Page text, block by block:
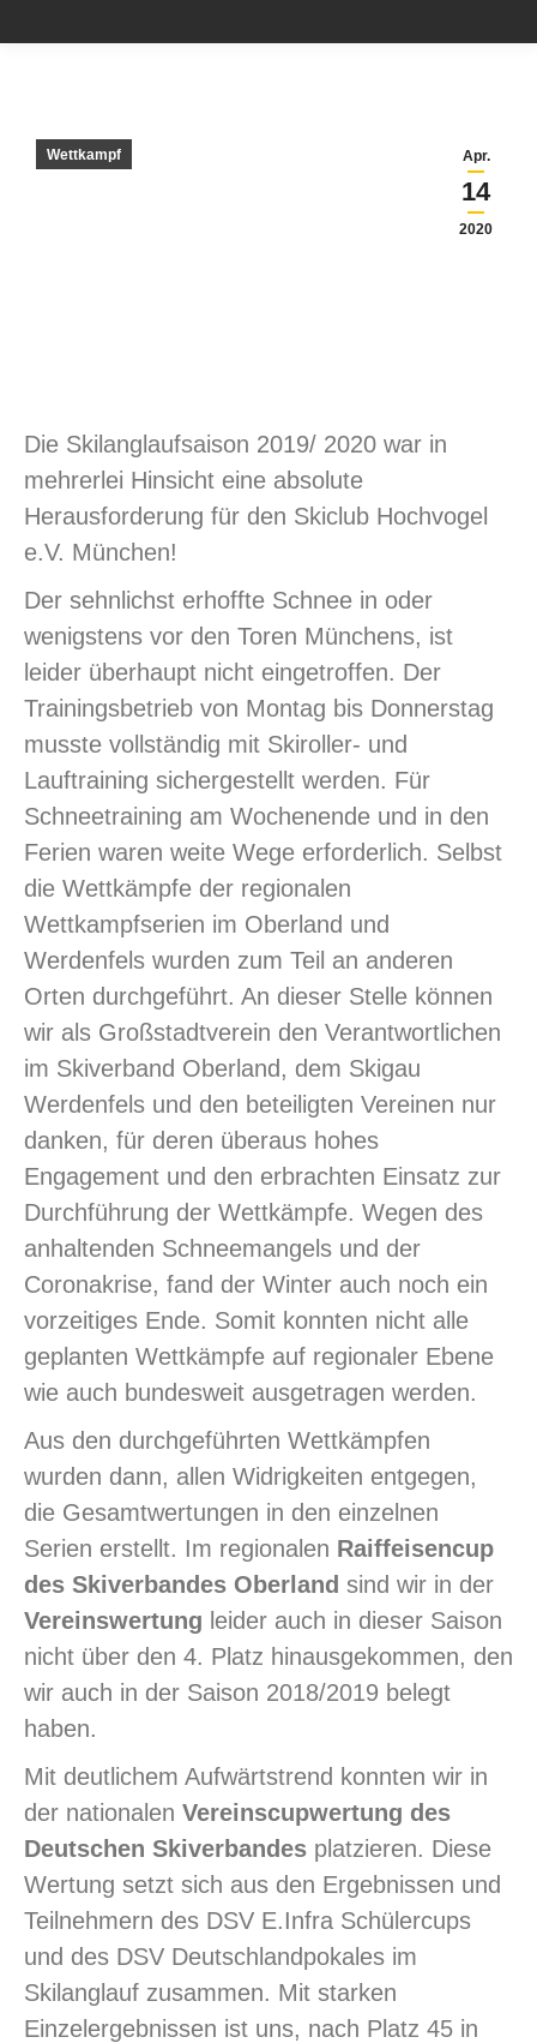
Apr.
14
2020
Wettkampf
Die Skilanglaufsaison 2019/ 2020 war in
mehrerlei Hinsicht eine absolute
Herausforderung für den Skiclub Hochvogel
e.V. München!
Der sehnlichst erhoffte Schnee in oder
wenigstens vor den Toren Münchens, ist
leider überhaupt nicht eingetroffen. Der
Trainingsbetrieb von Montag bis Donnerstag
musste vollständig mit Skiroller- und
Lauftraining sichergestellt werden. Für
Schneetraining am Wochenende und in den
Ferien waren weite Wege erforderlich. Selbst
die Wettkämpfe der regionalen
Wettkampfserien im Oberland und
Werdenfels wurden zum Teil an anderen
Orten durchgeführt. An dieser Stelle können
wir als Großstadtverein den Verantwortlichen
im Skiverband Oberland, dem Skigau
Werdenfels und den beteiligten Vereinen nur
danken, für deren überaus hohes
Engagement und den erbrachten Einsatz zur
Durchführung der Wettkämpfe. Wegen des
anhaltenden Schneemangels und der
Coronakrise, fand der Winter auch noch ein
vorzeitiges Ende. Somit konnten nicht alle
geplanten Wettkämpfe auf regionaler Ebene
wie auch bundesweit ausgetragen werden.
Aus den durchgeführten Wettkämpfen
wurden dann, allen Widrigkeiten entgegen,
die Gesamtwertungen in den einzelnen
Serien erstellt. Im regionalen Raiffeisencup
des Skiverbandes Oberland sind wir in der
Vereinswertung leider auch in dieser Saison
nicht über den 4. Platz hinausgekommen, den
wir auch in der Saison 2018/2019 belegt
haben.
Mit deutlichem Aufwärtstrend konnten wir in
der nationalen Vereinscupwertung des
Deutschen Skiverbandes platzieren. Diese
Wertung setzt sich aus den Ergebnissen und
Teilnehmern des DSV E.Infra Schülercups
und des DSV Deutschlandpokales im
Skilanglauf zusammen. Mit starken
Einzelergebnissen ist uns, nach Platz 45 in